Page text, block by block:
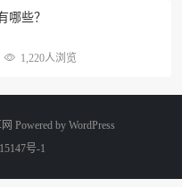
哪些？
1,220人浏览
Powered by WordPress
号-1